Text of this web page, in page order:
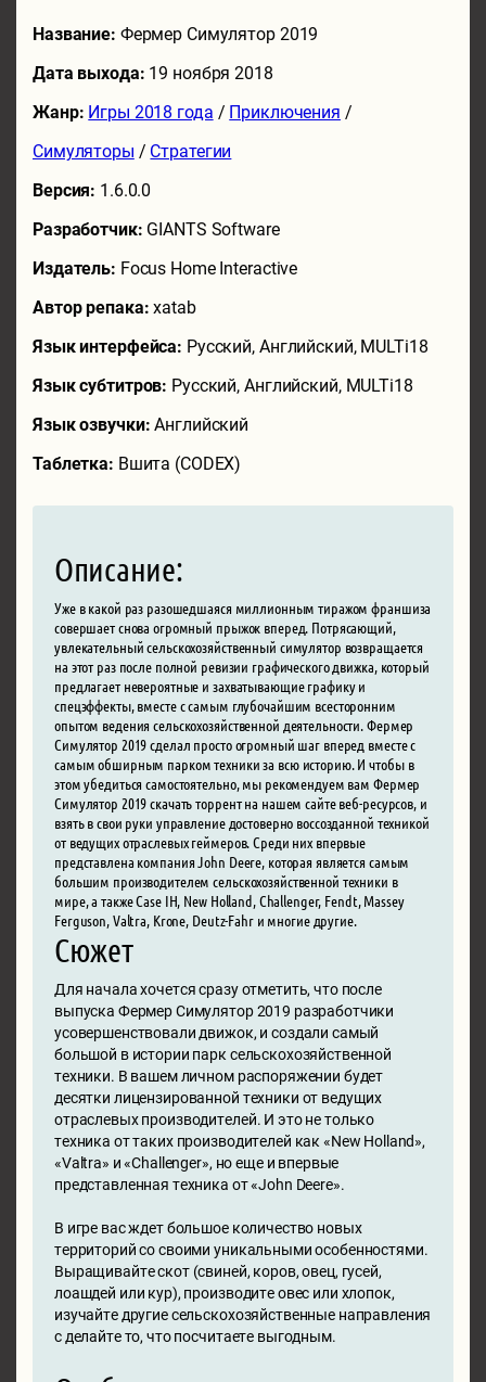
Название: Фермер Симулятор 2019
Дата выхода: 19 ноября 2018
Жанр: Игры 2018 года / Приключения /
Симуляторы / Стратегии
Версия: 1.6.0.0
Разработчик: GIANTS Software
Издатель: Focus Home Interactive
Автор репака:xatab
Язык интерфейса: Русский, Английский, MULTi18
Язык субтитров: Русский, Английский, MULTi18
Язык озвучки:Английский
Таблетка: Вшита (CODEX)
Описание:
Уже в какой раз разошедшаяся миллионным тиражом франшиза
совершает снова огромный прыжок вперед. Потрясающий,
увлекательный сельскохозяйственный симулятор возвращается
на этот раз после полной ревизии графического движка, который
предлагает невероятные и захватывающие графику и
спецэффекты, вместе с самым глубочайшим всесторонним
опытом ведения сельскохозяйственной деятельности. Фермер
Симулятор 2019 сделал просто огромный шаг вперед вместе с
самым обширным парком техники за всю историю. И чтобы в
этом убедиться самостоятельно, мы рекомендуем вам Фермер
Симулятор 2019 скачать торрент на нашем сайте веб-ресурсов, и
взять в свои руки управление достоверно воссозданной техникой
от ведущих отраслевых геймеров. Среди них впервые
представлена компания John Deere, которая является самым
большим производителем сельскохозяйственной техники в
мире, а также Case IH, New Holland, Challenger, Fendt, Massey
Ferguson, Valtra, Krone, Deutz-Fahr и многие другие.
Сюжет
Для начала хочется сразу отметить, что после
выпуска Фермер Симулятор 2019 разработчики
усовершенствовали движок, и создали самый
большой в истории парк сельскохозяйственной
техники. В вашем личном распоряжении будет
десятки лицензированной техники от ведущих
отраслевых производителей. И это не только
техника от таких производителей как «New Holland»,
«Valtra» и «Challenger», но еще и впервые
представленная техника от «John Deere».
В игре вас ждет большое количество новых
территорий со своими уникальными особенностями.
Выращивайте скот (свиней, коров, овец, гусей,
лоашдей или кур), производите овес или хлопок,
изучайте другие сельскохозяйственные направления
с делайте то, что посчитаете выгодным.